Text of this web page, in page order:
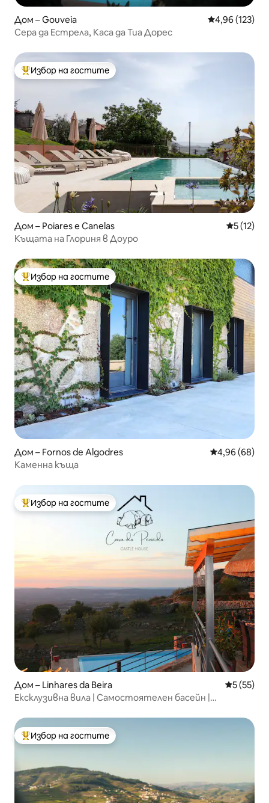
Дом – Gouveia Средна
4,96 (123)
Сера да Естрела, Каса да Тиа Дорес
Най-популярен избор на гостите
Избор на гостите
Дом – Poiares e Canelas Средна
5 (12)
Къщата на Глориня в Доуро
Най-популярен избор на гостите
Избор на гостите
Дом – Fornos de Algodres Средна
4,96 (68)
Каменна къща
Най-популярен избор на гостите
Избор на гостите
Дом – Linhares da Beira Средна
5 (55)
Ексклузивна вила | Самостоятелен басейн |
Най-популярен избор на гостите
Избор на гостите